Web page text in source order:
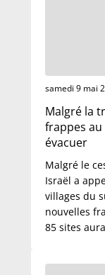
samedi 9 mai
Malgré la
frappes au
évacuer
Malgré le
Israël a
villages du
nouvelles
85 sites